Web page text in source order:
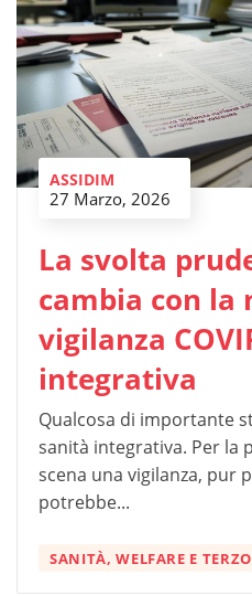
ASSIDIM
27 Marzo, 2026
La svolta
cambia con la
vigilanza
integrativa
Qualcosa di importante
sanità integrativa. Per la
scena una vigilanza, pur
potrebbe...
SANITÀ, WELFARE E